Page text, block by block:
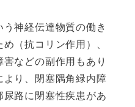
神経伝達物質の働き
（抗コリン作用）、
などの副作用もあり
より、閉塞隅角緑内障
尿路に閉塞性疾患があ